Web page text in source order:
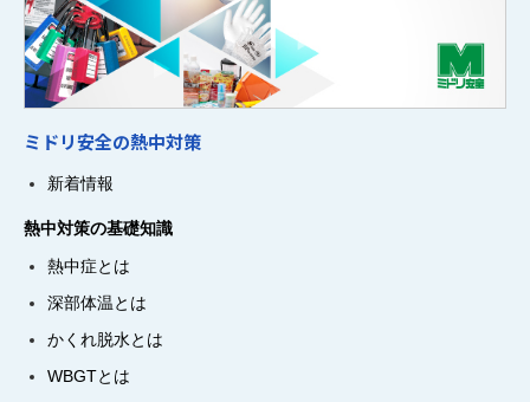
ミドリ安全の熱中対策
新着情報
熱中対策の基礎知識
熱中症とは
深部体温とは
かくれ脱水とは
WBGTとは